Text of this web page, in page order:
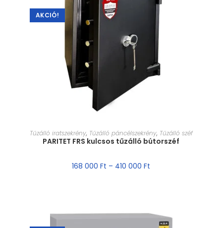
AKCIÓ!
MÉRET VÁLASZTÁSA
Tűzálló iratszekrény, Tűzálló páncélszekrény, Tűzálló széf
PARITET FRS kulcsos tűzálló bútorszéf
168 000 Ft – 410 000 Ft